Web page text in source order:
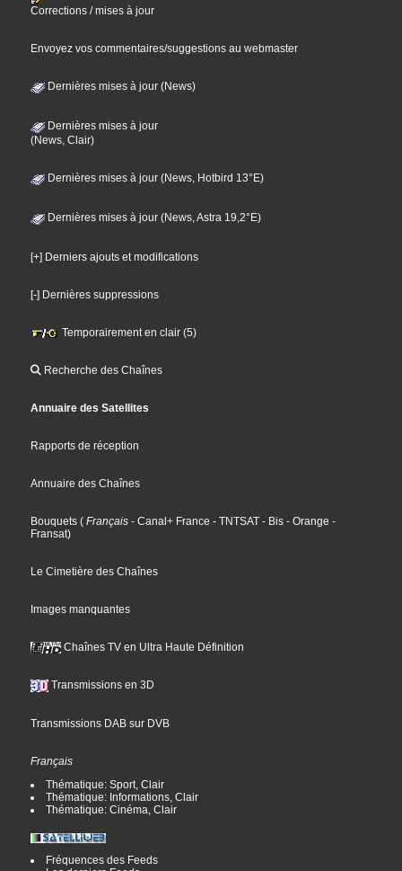
Corrections / mises à jour
Envoyez vos commentaires/suggestions au webmaster
Dernières mises à jour (News)
Dernières mises à jour
(News, Clair)
Dernières mises à jour (News, Hotbird 13°E)
Dernières mises à jour (News, Astra 19,2°E)
[+] Derniers ajouts et modifications
[-] Dernières suppressions
Temporairement en clair (5)
Recherche des Chaînes
Annuaire des Satellites
Rapports de réception
Annuaire des Chaînes
Bouquets ( Français - Canal+ France - TNTSAT - Bis - Orange -
Fransat)
Le Cimetière des Chaînes
Images manquantes
Chaînes TV en Ultra Haute Définition
Transmissions en 3D
Transmissions DAB sur DVB
Français
Thématique: Sport, Clair
Thématique: Informations, Clair
Thématique: Cinéma, Clair
Fréquences des Feeds